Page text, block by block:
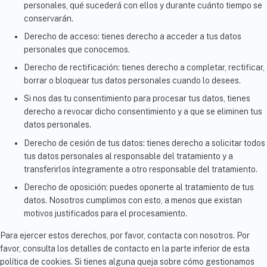
personales, qué sucederá con ellos y durante cuánto tiempo se
conservarán.
Derecho de acceso: tienes derecho a acceder a tus datos
personales que conocemos.
Derecho de rectificación: tienes derecho a completar, rectificar,
borrar o bloquear tus datos personales cuando lo desees.
Si nos das tu consentimiento para procesar tus datos, tienes
derecho a revocar dicho consentimiento y a que se eliminen tus
datos personales.
Derecho de cesión de tus datos: tienes derecho a solicitar todos
tus datos personales al responsable del tratamiento y a
transferirlos íntegramente a otro responsable del tratamiento.
Derecho de oposición: puedes oponerte al tratamiento de tus
datos. Nosotros cumplimos con esto, a menos que existan
motivos justificados para el procesamiento.
Para ejercer estos derechos, por favor, contacta con nosotros. Por
favor, consulta los detalles de contacto en la parte inferior de esta
política de cookies. Si tienes alguna queja sobre cómo gestionamos